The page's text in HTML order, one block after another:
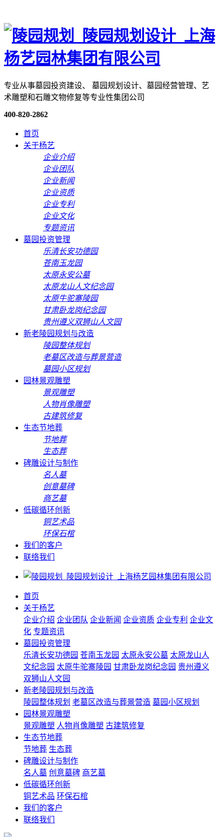
专业从事墓园投资建设、 墓园规划设计、墓园经营管理、艺
术雕塑和石雕文物修复等专业性集团公司
400-820-2862
首页
关于杨艺
企业介绍
企业团队
企业新闻
企业资质
企业专利
企业文化
专题资讯
墓园投资管理
乐清长安功德园
苍南玉龙园
太原永安公墓
太原龙山人文纪念园
太原牛驼寨陵园
甘肃卧龙岗纪念园
贵州遵义双狮山人文园
新老陵园规划与改造
陵园整体规划
老墓区改造与葬景营造
墓园小区规划
园林景观雕塑
景观雕塑
人物肖像雕塑
古建筑修复
生态节地葬
节地葬
生态葬
碑雕设计与制作
名人墓
创意墓碑
商艺墓
低碳循环创新
铜艺术品
环保石棺
我们的客户
联络我们
首页
关于杨艺
企业介绍 企业团队 企业新闻 企业资质 企业专利 企业文
化 专题资讯
墓园投资管理
乐清长安功德园 苍南玉龙园 太原永安公墓 太原龙山人
文纪念园 太原牛驼寨陵园 甘肃卧龙岗纪念园 贵州遵义
双狮山人文园
新老陵园规划与改造
陵园整体规划 老墓区改造与葬景营造 墓园小区规划
园林景观雕塑
景观雕塑 人物肖像雕塑 古建筑修复
生态节地葬
节地葬 生态葬
碑雕设计与制作
名人墓 创意墓碑 商艺墓
低碳循环创新
铜艺术品 环保石棺
我们的客户
联络我们